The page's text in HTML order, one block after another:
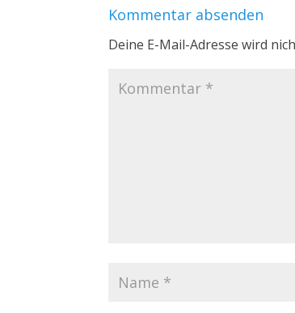
Kommentar absenden
Deine E-Mail-Adresse wird